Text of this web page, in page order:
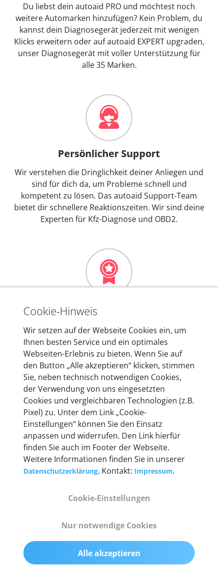
Du liebst dein autoaid PRO und möchtest noch
weitere Automarken hinzufügen? Kein Problem, du
kannst dein Diagnosegerät jederzeit mit wenigen
Klicks erweitern oder auf autoaid EXPERT upgraden,
unser Diagnosegerät mit voller Unterstützung für
alle 35 Marken.
Persönlicher Support
Wir verstehen die Dringlichkeit deiner Anliegen und
sind für dich da, um Probleme schnell und
kompetent zu lösen. Das autoaid Support-Team
bietet dir schnellere Reaktionszeiten. Wir sind deine
Experten für Kfz-Diagnose und OBD2.
Mehr als 10 Jahre Erfahrung
In den Kfz-Diagnosegeräten von autoaid stecken
mehr als 10 Jahre Erfahrung, und auch in Zukunft
entwickeln wir unsere Produkte am Standort in
Berlin laufend weiter. Auf diese Qualität vertrauen
heute mehr als 60.000 Privatkunden und
Unternehmen.
Technische Details &
Lieferumfang
Abmessungen
Gewicht
200 g
Cookie-Hinweis
Wir setzen auf der Webseite Cookies ein, um
Ihnen besten Service und ein optimales
Webseiten-Erlebnis zu bieten. Wenn Sie auf
den Button „Alle akzeptieren“ klicken, stimmen
Sie, neben technisch notwendigen Cookies,
der Verwendung von uns eingesetzten
Cookies und vergleichbaren Technologien (z.B.
Pixel) zu. Unter dem Link „Cookie-
Einstellungen“ können Sie den Einsatz
anpassen und widerrufen. Den Link hierfür
finden Sie auch im Footer der Webseite.
Weitere Informationen finden Sie in unserer
Datenschutzerklärung. Kontakt: Impressum.
Cookie-Einstellungen
Nur notwendige Cookies
Alle akzeptieren